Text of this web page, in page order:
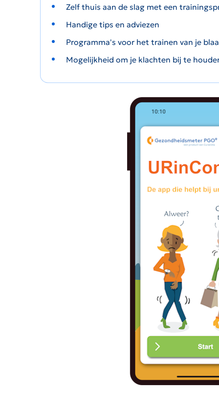
Zelf thuis aan de slag met een
Handige tips en adviezen
Programma's voor het trainen van je
Mogelijkheid om je klachten bij te